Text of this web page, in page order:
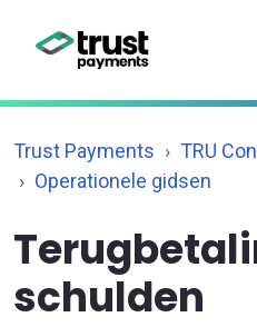
Trust Payments
TRU
Operationele gidsen
schulden